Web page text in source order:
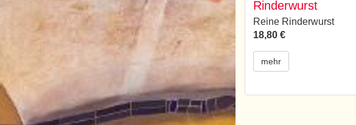
Rinderwurst
Reine Rinderwurst
18,80 €
mehr